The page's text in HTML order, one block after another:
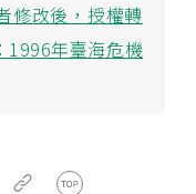
修改後，授權轉
1996年臺海危機